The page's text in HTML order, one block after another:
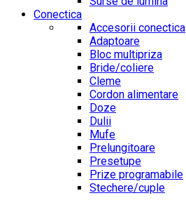
Conectica
Accesorii conectica
Adaptoare
Bloc multipriza
Bride/coliere
Cleme
Cordon alimentare
Doze
Dulii
Mufe
Prelungitoare
Presetupe
Prize programabile
Stechere/cuple